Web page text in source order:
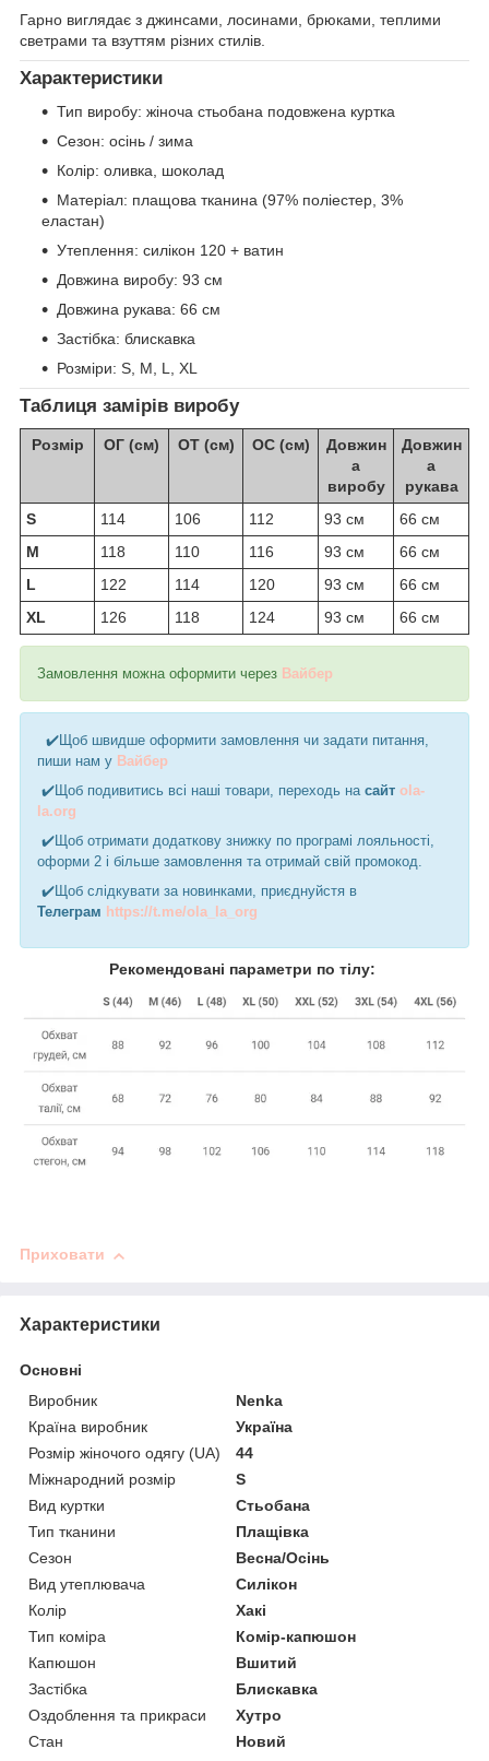
Гарно виглядає з джинсами, лосинами, брюками, теплими
светрами та взуттям різних стилів.
Характеристики
Тип виробу: жіноча стьобана подовжена куртка
Сезон: осінь / зима
Колір: оливка, шоколад
Матеріал: плащова тканина (97% поліестер, 3%
еластан)
Утеплення: силікон 120 + ватин
Довжина виробу: 93 см
Довжина рукава: 66 см
Застібка: блискавка
Розміри: S, M, L, XL
Таблиця замірів виробу
Розмір ОГ (см) ОТ (см) ОС (см)
Довжин
а
виробу
Довжин
а
рукава
S
114 106 112 93 см
66 см
M
118 110 116 93 см
66 см
L
122 114 120 93 см
66 см
XL
126 118 124 93 см 66 см
Замовлення можна оформити через Вайбер
✔️Щоб швидше оформити замовлення чи задати питання,
пиши нам у Вайбер
✔️Щоб подивитись всі наші товари, переходь насайт ola-
la.org
✔️Щоб отримати додаткову знижку по програмі лояльності,
оформи 2 і більше замовлення та отримай свій промокод.
✔️Щоб слідкувати за новинками, приєднуйстя в
Телеграм https://t.me/ola_la_org
Рекомендовані параметри по тілу:
Приховати
Характеристики
Основні
Виробник
Nenka
Країна виробник
Україна
Розмір жіночого одягу (UA)
44
Міжнародний розмір
S
Вид куртки
Стьобана
Тип тканини
Плащівка
Сезон
Весна/Осінь
Вид утеплювача
Силікон
Колір
Хакі
Тип коміра
Комір-капюшон
Капюшон
Вшитий
Застібка
Блискавка
Оздоблення та прикраси
Хутро
Стан
Новий